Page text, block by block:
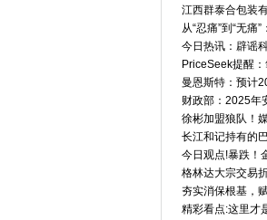
江西群泰合包装
从“忍痛”到“无痛
今日热讯：辟谣
PriceSeek提醒
曼恩斯特：预计
财政部：2025年
徐彬加盟狼队！
长江和记持有的
今日观点!暴跌！
格林达大宗交易
夯实消保根基，
精彩看点:这里才